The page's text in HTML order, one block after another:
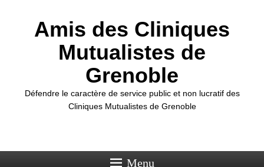
Amis des Cliniques
Mutualistes de
Grenoble
Défendre le caractère de service public et non lucratif des
Cliniques Mutualistes de Grenoble
Menu